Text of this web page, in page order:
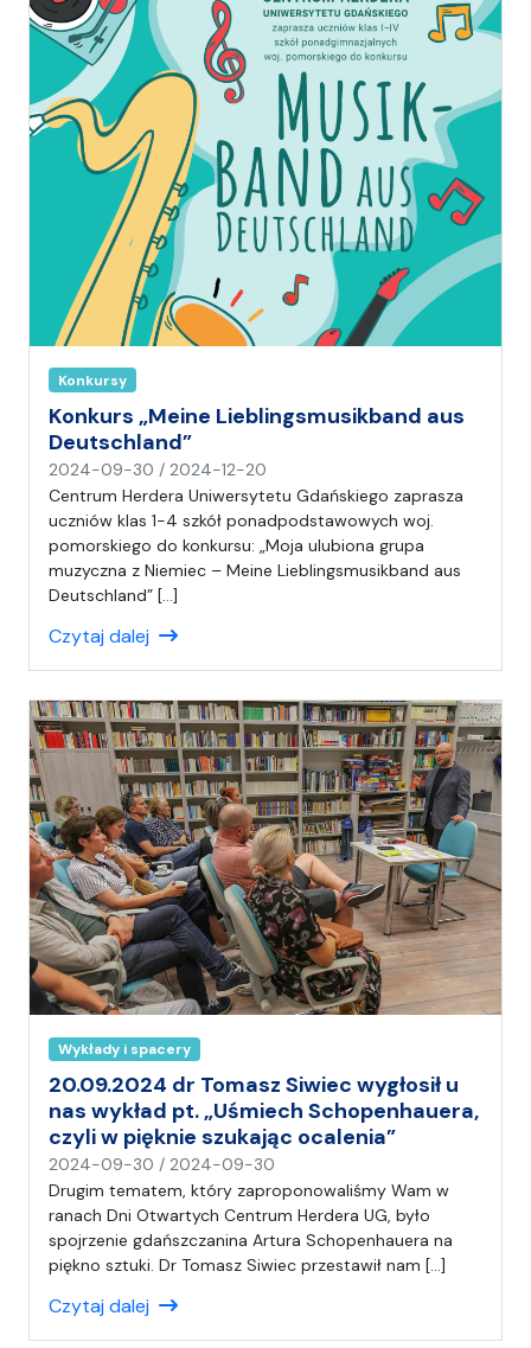
A
n
i
a
Konkursy
Konkurs „Meine Lieblingsmusikband aus
Deutschland”
2024-09-30 / 2024-12-20
a
p
i
s
a
M
a
c
i
e
j
Centrum Herdera Uniwersytetu Gdańskiego zaprasza
uczniów klas 1-4 szkół ponadpodstawowych woj.
pomorskiego do konkursu: „Moja ulubiona grupa
muzyczna z Niemiec – Meine Lieblingsmusikband aus
Deutschland” […]
Czytaj dalej
Wykłady i spacery
20.09.2024 dr Tomasz Siwiec wygłosił u
nas wykład pt. „Uśmiech Schopenhauera,
czyli w pięknie szukając ocalenia”
2024-09-30 / 2024-09-30
a
p
i
s
(
Drugim tematem, który zaproponowaliśmy Wam w
ranach Dni Otwartych Centrum Herdera UG, było
spojrzenie gdańszczanina Artura Schopenhauera na
piękno sztuki. Dr Tomasz Siwiec przestawił nam […]
Czytaj dalej